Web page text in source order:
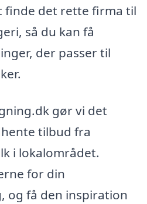
finde det rette firma til
så du kan få
der passer til
gør vi det
tilbud fra
i lokalområdet.
for din
og få den inspiration